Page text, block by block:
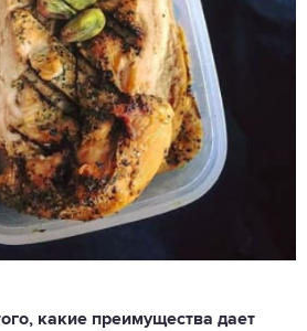
какие преимущества дает